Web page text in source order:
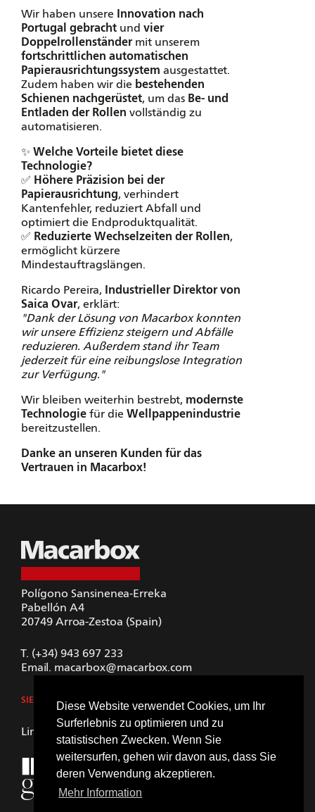
Diese Website verwendet Cookies, um Ihr
Surferlebnis zu optimieren und zu
statistischen Zwecken. Wenn Sie
weitersurfen, gehen wir davon aus, dass Sie
deren Verwendung akzeptieren.
Mehr Information
Wir haben unsere
Innovation nach
Portugal gebracht und vier
Doppelrollenständermit unserem
fortschrittlichen automatischen
Papierausrichtungssystem ausgestattet.
Zudem haben wir die bestehenden
Schienen nachgerüstet, um das Be- und
Entladen der Rollen vollständig zu
automatisieren.
✨ Welche Vorteile bietet diese
Technologie?
✅ Höhere Präzision bei der
Papierausrichtung, verhindert
Kantenfehler, reduziert Abfall und
optimiert die Endproduktqualität.
✅ Reduzierte Wechselzeiten der Rollen,
ermöglicht kürzere
Mindestauftragslängen.
Ricardo Pereira,
Industrieller Direktor von
Saica Ovar, erklärt:
"Dank der Lösung von Macarbox konnten
wir unsere Effizienz steigern und Abfälle
reduzieren. Außerdem stand ihr Team
jederzeit für eine reibungslose Integration
zur Verfügung."
Wir bleiben weiterhin bestrebt, modernste
Technologie für die Wellpappenindustrie
bereitzustellen.
Danke an unseren Kunden für das
Vertrauen in Macarbox!
Polígono Sansinenea-Erreka
Pabellón A4
20749 Arroa-Zestoa (Spain)
T. (+34) 943 697 233
Email. macarbox@macarbox.com
SIEHE GOOGLE MAPS
LinkedIn